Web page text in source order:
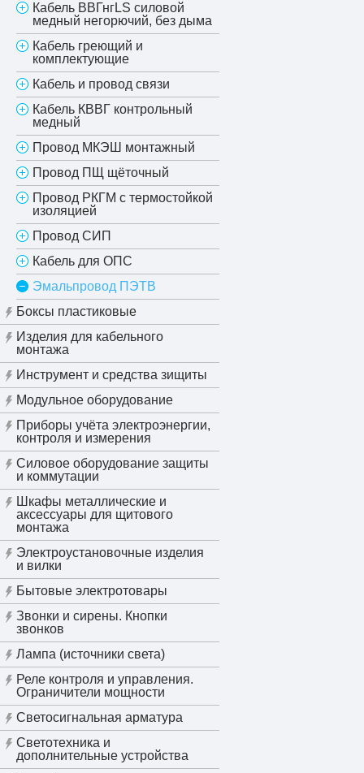
Кабель ВВГнгLS силовой
медный негорючий, без дыма
Кабель греющий и
комплектующие
Кабель и провод связи
Кабель КВВГ контрольный
медный
Провод МКЭШ монтажный
Провод ПЩ щёточный
Провод РКГМ с термостойкой
изоляцией
Провод СИП
Кабель для ОПС
Эмальпровод ПЭТВ
Боксы пластиковые
Изделия для кабельного
монтажа
Инструмент и средства зищиты
Модульное оборудование
Приборы учёта электроэнергии,
контроля и измерения
Силовое оборудование защиты
и коммутации
Шкафы металлические и
аксессуары для щитового
монтажа
Электроустановочные изделия
и вилки
Бытовые электротовары
Звонки и сирены. Кнопки
звонков
Лампа (источники света)
Реле контроля и управления.
Ограничители мощности
Светосигнальная арматура
Светотехника и
дополнительные устройства